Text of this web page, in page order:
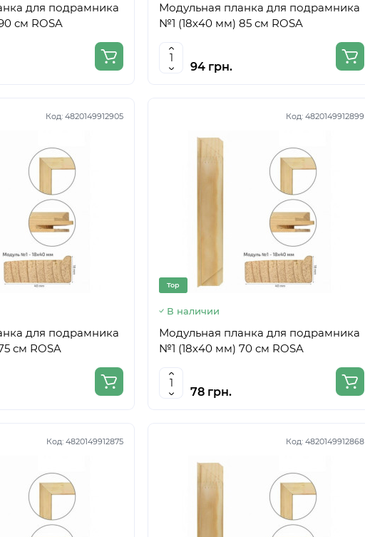
для подрамника
см ROSA
Модульная планка для подрамника
№1 (18х40 мм) 85 см ROSA
94 грн.
Код: 4820149912905
для подрамника
см ROSA
Код: 4820149912899
Top
В наличии
Модульная планка для подрамника
№1 (18х40 мм) 70 см ROSA
78 грн.
Код: 4820149912875 Код: 4820149912868